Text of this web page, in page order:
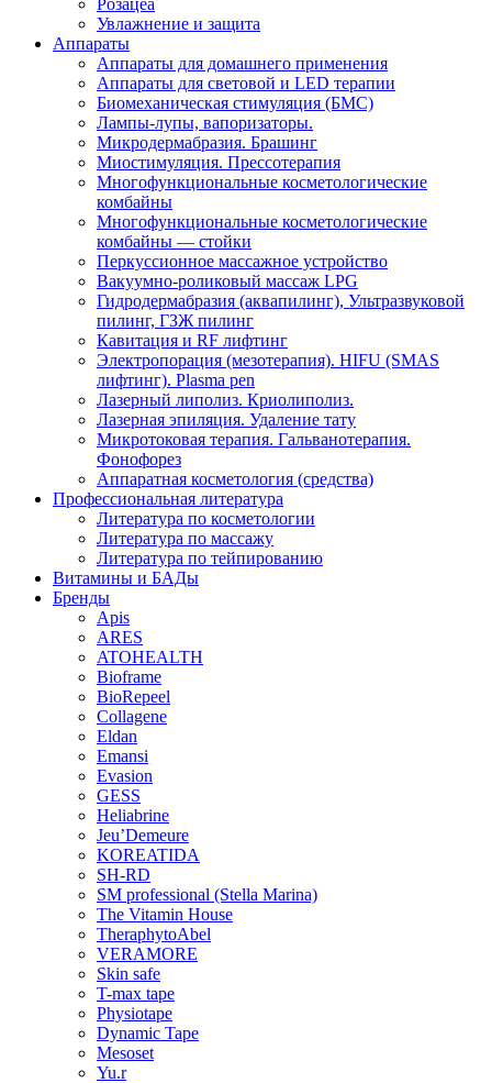
Розацеа
Увлажнение и защита
Аппараты
Аппараты для домашнего применения
Аппараты для световой и LED терапии
Биомеханическая стимуляция (БМС)
Лампы-лупы, вапоризаторы.
Микродермабразия. Брашинг
Миостимуляция. Прессотерапия
Многофункциональные косметологические
комбайны
Многофункциональные косметологические
комбайны — стойки
Перкуссионное массажное устройство
Вакуумно-роликовый массаж LPG
Гидродермабразия (аквапилинг), Ультразвуковой
пилинг, ГЗЖ пилинг
Кавитация и RF лифтинг
Электропорация (мезотерапия). HIFU (SMAS
лифтинг). Plasma pen
Лазерный липолиз. Криолиполиз.
Лазерная эпиляция. Удаление тату
Микротоковая терапия. Гальванотерапия.
Фонофорез
Аппаратная косметология (средства)
Профессиональная литература
Литература по косметологии
Литература по массажу
Литература по тейпированию
Витамины и БАДы
Бренды
Apis
ARES
ATOHEALTH
Bioframe
BioRepeel
Collagene
Eldan
Emansi
Evasion
GESS
Heliabrine
Jeu’Demeure
KOREATIDA
SH-RD
SM professional (Stella Marina)
The Vitamin House
TheraphytoAbel
VERAMORE
Skin safe
T-max tape
Physiotape
Dynamic Tape
Mesoset
Yu.r